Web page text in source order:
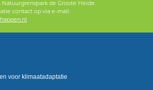
Natuurgrenspark de Groote Heide.
contact op via e-mail:
voor klimaatadaptatie